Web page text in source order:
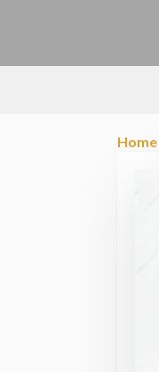
Home